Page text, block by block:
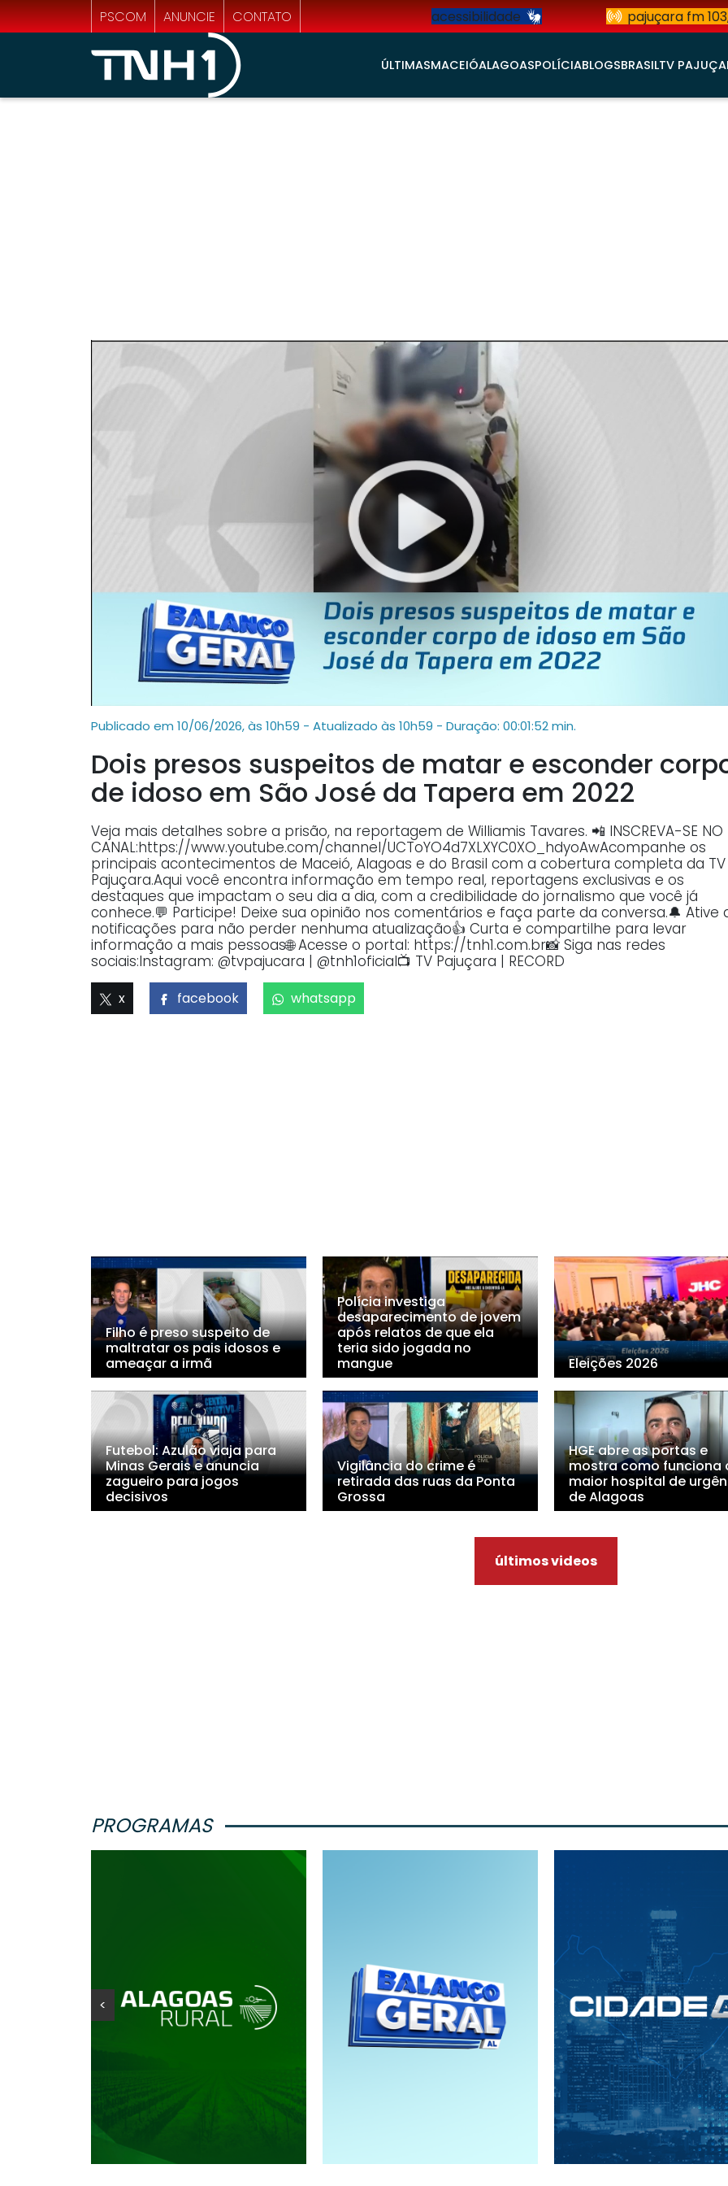
PSCOM ANUNCIE CONTATO acessibilidade pajuçara fm
ÚLTIMASMACEIÓALAGOASPOLÍCIABLOGSBRASILTV
Publicado em 10/06/2026, às 10h59 - Atualizado às 10h59 - Duração: 00:01:52 min.
Dois presos suspeitos de matar e esconder
de idoso em São José da Tapera em 2022
Veja mais detalhes sobre a prisão, na reportagem de Williamis Tavares. 📲 INSCREVA-SE NO
CANAL:https://www.youtube.com/channel/UCToYO4d7XLXYC0XO_hdyoAwAcompanhe os
principais acontecimentos de Maceió, Alagoas e do Brasil com a cobertura completa da TV
Pajuçara.Aqui você encontra informação em tempo real, reportagens exclusivas e os
destaques que impactam o seu dia a dia, com a credibilidade do jornalismo que você já
conhece.💬 Participe! Deixe sua opinião nos comentários e faça parte da conversa.🔔 Ative
notificações para não perder nenhuma atualização👍 Curta e compartilhe para levar
informação a mais pessoas🌐 Acesse o portal: https://tnh1.com.br📸 Siga nas redes
sociais:Instagram: @tvpajucara | @tnh1oficial📺 TV Pajuçara | RECORD
x facebook whatsapp
Filho é preso suspeito de
maltratar os pais idosos e
ameaçar a irmã
Polícia investiga
desaparecimento de jovem
após relatos de que ela
teria sido jogada no
mangue
Eleições 2026
Futebol: Azulão viaja para
Minas Gerais e anuncia
zagueiro para jogos
decisivos
Vigilância do crime é
retirada das ruas da Ponta
Grossa
HGE abre as portas e
mostra como funciona
maior hospital de
de Alagoas
últimos videos
PROGRAMAS
<